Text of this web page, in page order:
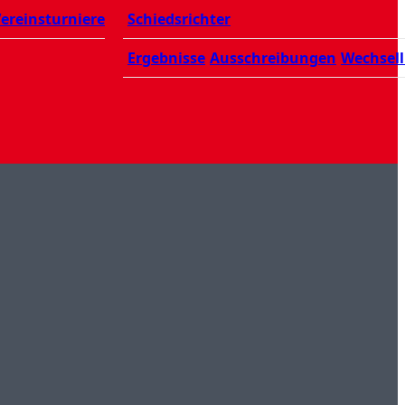
Schiedsrichter
Ergebnisse Ausschreibungen